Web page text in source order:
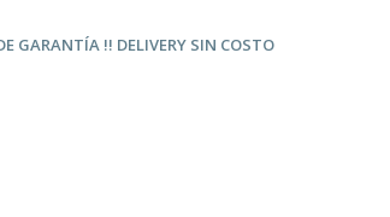
GARANTÍA !! DELIVERY SIN COSTO